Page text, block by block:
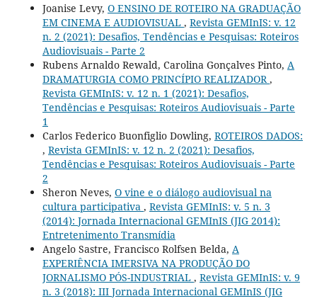
Joanise Levy, O ENSINO DE ROTEIRO NA GRADUAÇÃO
EM CINEMA E AUDIOVISUAL , Revista GEMInIS: v. 12
n. 2 (2021): Desafios, Tendências e Pesquisas: Roteiros
Audiovisuais - Parte 2
Rubens Arnaldo Rewald, Carolina Gonçalves Pinto, A
DRAMATURGIA COMO PRINCÍPIO REALIZADOR ,
Revista GEMInIS: v. 12 n. 1 (2021): Desafios,
Tendências e Pesquisas: Roteiros Audiovisuais - Parte
1
Carlos Federico Buonfiglio Dowling, ROTEIROS DADOS:
, Revista GEMInIS: v. 12 n. 2 (2021): Desafios,
Tendências e Pesquisas: Roteiros Audiovisuais - Parte
2
Sheron Neves, O vine e o diálogo audiovisual na
cultura participativa , Revista GEMInIS: v. 5 n. 3
(2014): Jornada Internacional GEMInIS (JIG 2014):
Entretenimento Transmídia
Angelo Sastre, Francisco Rolfsen Belda, A
EXPERIÊNCIA IMERSIVA NA PRODUÇÃO DO
JORNALISMO PÓS-INDUSTRIAL , Revista GEMInIS: v. 9
n. 3 (2018): III Jornada Internacional GEMInIS (JIG